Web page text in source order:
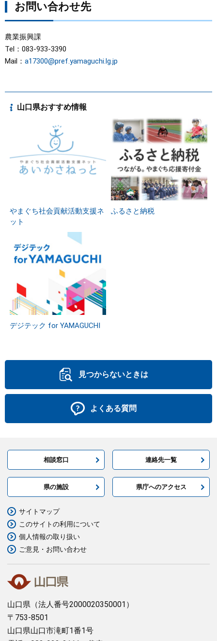
お問い合わせ先
農業振興課
Tel：083-933-3390
Mail： a17300@pref.yamaguchi.lg.jp
山口県おすすめ情報
やまぐち社会貢献活動支援ネ
ット
ふるさと納税
デジテック for YAMAGUCHI
見つからないときは
よくある質問
相談窓口 連絡先一覧
県の施設 県庁へのアクセス
山口県 （法人番号2000020350001）
〒753-8501
山口県山口市滝町1番1号
サイトマップ
このサイトの利用について
個人情報の取り扱い
ご意見・お問い合わせ